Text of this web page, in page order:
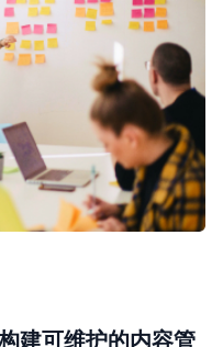
建可维护的内容管